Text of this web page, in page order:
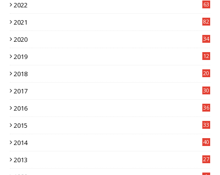
2022 63
2021 82
2020 34
2019
12
2018
20
2017
30
2016
36
2015
33
2014
40
2013
27